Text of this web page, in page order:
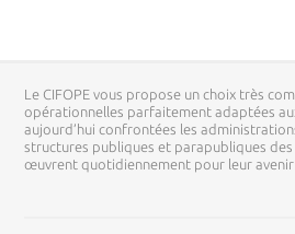
Le CIFOPE vous propose un choix très
opérationnelles parfaitement adaptées
aujourd’hui confrontées les
structures publiques et parapubliques des
œuvrent quotidiennement pour leur